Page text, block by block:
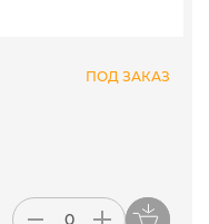
ПОД ЗАКАЗ